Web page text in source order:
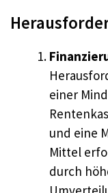
einer
und eine
Mittel
durch